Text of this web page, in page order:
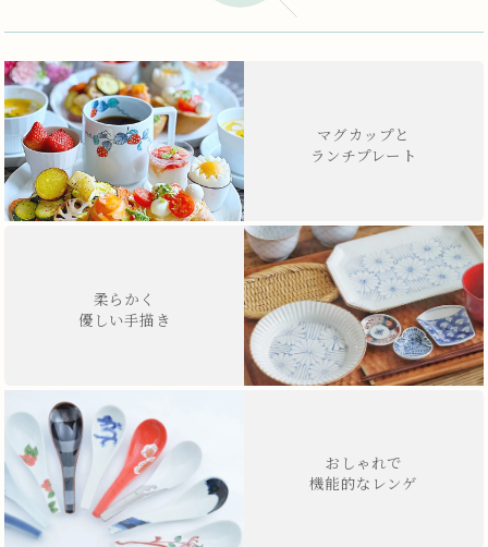
マグカップと
ランチプレート
柔らかく
優しい手描き
おしゃれで
機能的なレンゲ